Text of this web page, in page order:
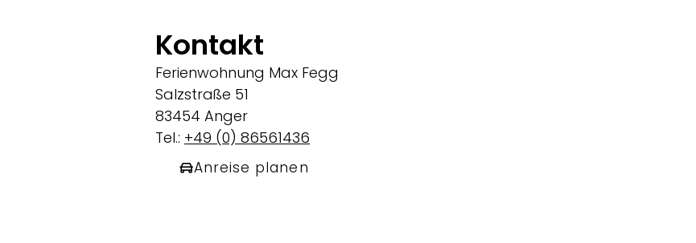
Kontakt
Ferienwohnung Max Fegg
Salzstraße 51
83454 Anger
Tel.: +49 (0) 86561436
Anreise planen